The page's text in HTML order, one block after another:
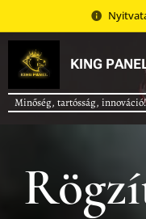
KING
Minőség, tartósság, innováció!